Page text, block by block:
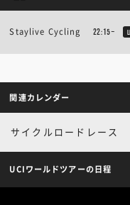
Staylive Cycling 22:15~
関連カレンダー
サイクルロードレース
UCIワールドツアーの日程